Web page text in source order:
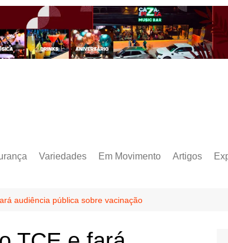
Variedades Em Movimento Artigos
audiência pública sobre vacinação